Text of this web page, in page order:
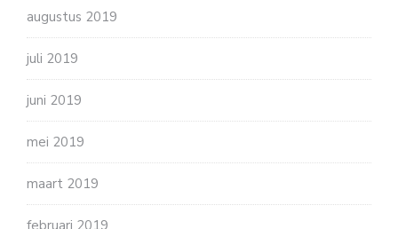
augustus 2019
juli 2019
juni 2019
mei 2019
maart 2019
februari 2019